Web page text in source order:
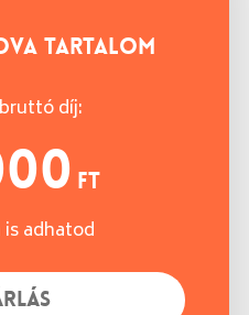
TARTALOM
bruttódíj:
Ft
adhatod
RLÁS